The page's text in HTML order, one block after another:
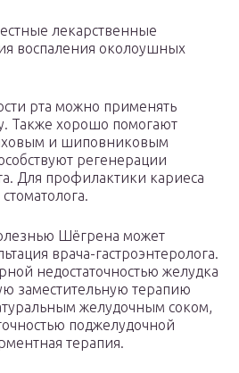
лекарственные
воспаления околоушных
рта можно применять
Также хорошо помогают
и шиповниковым
регенерации
Для профилактики кариеса
Шёгрена может
врача-гастроэнтеролога.
недостаточностью желудка
заместительную терапию
желудочным соком,
поджелудочной
терапия.